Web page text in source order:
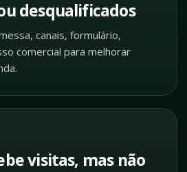
desqualificados
canais, formulário,
comercial para melhorar
visitas, mas não